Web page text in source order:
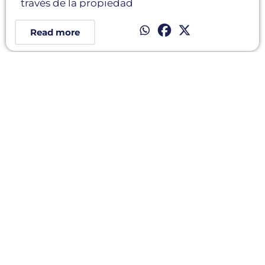
través de la propiedad
Read more